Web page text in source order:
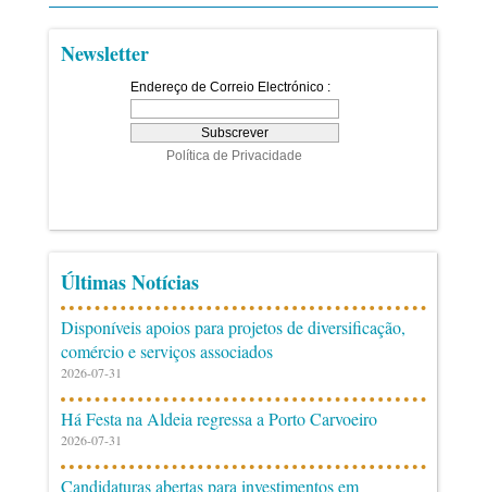
Newsletter
Últimas Notícias
Disponíveis apoios para projetos de diversificação,
comércio e serviços associados
2026-07-31
Há Festa na Aldeia regressa a Porto Carvoeiro
2026-07-31
Candidaturas abertas para investimentos em